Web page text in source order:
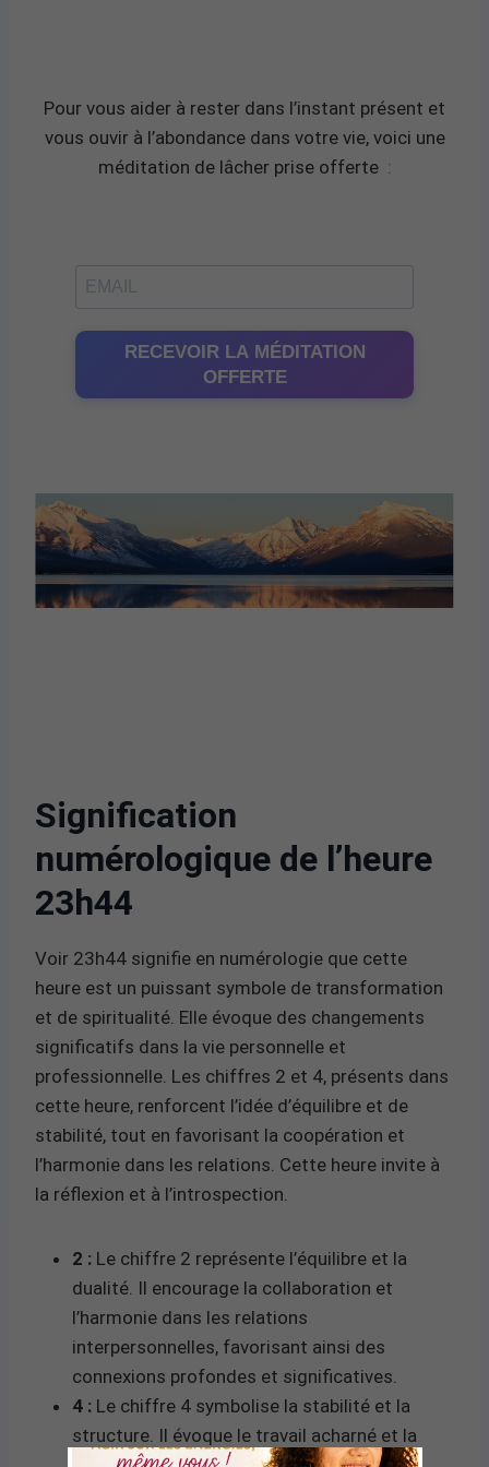
Pour vous aider à rester dans l’instant présent et
vous ouvir à l’abondance dans votre vie, voici une
méditation de lâcher prise offerte :
RECEVOIR LA MÉDITATION
OFFERTE
Signification
numérologique de l’heure
23h44
Voir 23h44 signifie en numérologie que cette
heure est un puissant symbole de transformation
et de spiritualité. Elle évoque des changements
significatifs dans la vie personnelle et
professionnelle. Les chiffres 2 et 4, présents dans
cette heure, renforcent l’idée d’équilibre et de
stabilité, tout en favorisant la coopération et
l’harmonie dans les relations. Cette heure invite à
la réflexion et à l’introspection.
2 : Le chiffre 2 représente l’équilibre et la
dualité. Il encourage la collaboration et
l’harmonie dans les relations
interpersonnelles, favorisant ainsi des
connexions profondes et significatives.
4 : Le chiffre 4 symbolise la stabilité et la
structure. Il évoque le travail acharné et la